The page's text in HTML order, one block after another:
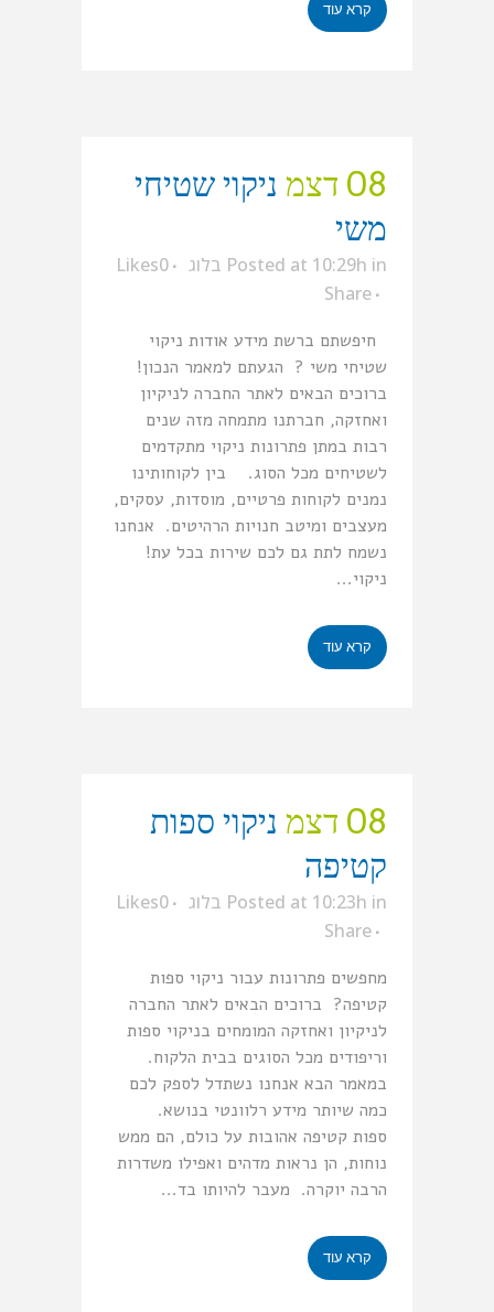
קרא עוד
08 דצמ
ניקוי שטיחי
משי
Posted at 10:29h in בלוג 0
Likes
Share
חיפשתם ברשת מידע אודות ניקוי
שטיחי משי ? הגעתם למאמר הנכון!
ברוכים הבאים לאתר החברה לניקיון
ואחזקה, חברתנו מתמחה מזה שנים
רבות במתן פתרונות ניקוי מתקדמים
לשטיחים מכל הסוג. בין לקוחותינו
נמנים לקוחות פרטיים, מוסדות, עסקים,
מעצבים ומיטב חנויות הרהיטים. אנחנו
נשמח לתת גם לכם שירות בכל עת!
ניקוי...
קרא עוד
08 דצמ
ניקוי ספות
קטיפה
Posted at 10:23h in בלוג 0
Likes
Share
מחפשים פתרונות עבור ניקוי ספות
קטיפה? ברוכים הבאים לאתר החברה
לניקיון ואחזקה המומחים בניקוי ספות
וריפודים מכל הסוגים בבית הלקוח.
במאמר הבא אנחנו נשתדל לספק לכם
כמה שיותר מידע רלוונטי בנושא.
ספות קטיפה אהובות על כולם, הם ממש
נוחות, הן נראות מדהים ואפילו משדרות
הרבה יוקרה. מעבר להיותו בד...
קרא עוד